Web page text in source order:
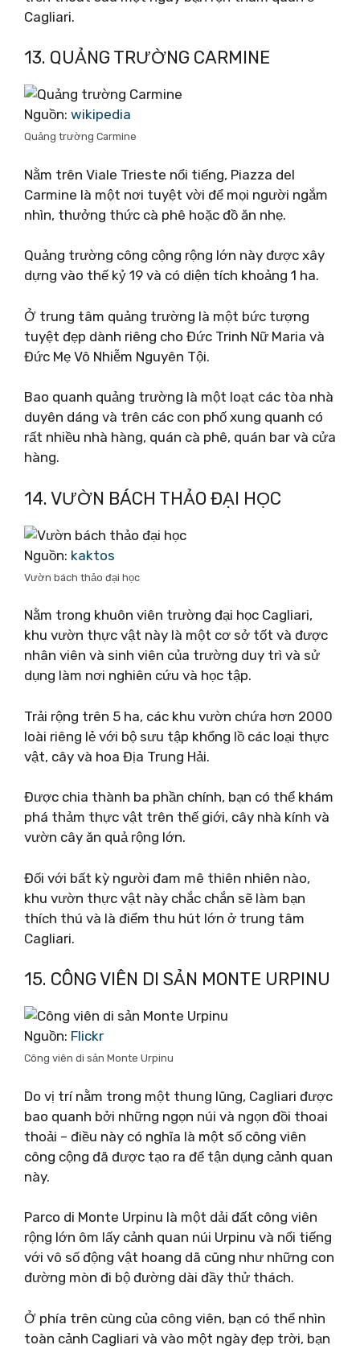
Cagliari.
13. QUẢNG TRƯỜNG CARMINE
Nguồn: wikipedia
Quảng trường Carmine
Nằm trên Viale Trieste nổi tiếng, Piazza del
Carmine là một nơi tuyệt vời để mọi người ngắm
nhìn, thưởng thức cà phê hoặc đồ ăn nhẹ.
Quảng trường công cộng rộng lớn này được xây
dựng vào thế kỷ 19 và có diện tích khoảng 1 ha.
Ở trung tâm quảng trường là một bức tượng
tuyệt đẹp dành riêng cho Đức Trinh Nữ Maria và
Đức Mẹ Vô Nhiễm Nguyên Tội.
Bao quanh quảng trường là một loạt các tòa nhà
duyên dáng và trên các con phố xung quanh có
rất nhiều nhà hàng, quán cà phê, quán bar và cửa
hàng.
14. VƯỜN BÁCH THẢO ĐẠI HỌC
Nguồn: kaktos
Vườn bách thảo đại học
Nằm trong khuôn viên trường đại học Cagliari,
khu vườn thực vật này là một cơ sở tốt và được
nhân viên và sinh viên của trường duy trì và sử
dụng làm nơi nghiên cứu và học tập.
Trải rộng trên 5 ha, các khu vườn chứa hơn 2000
loài riêng lẻ với bộ sưu tập khổng lồ các loại thực
vật, cây và hoa Địa Trung Hải.
Được chia thành ba phần chính, bạn có thể khám
phá thảm thực vật trên thế giới, cây nhà kính và
vườn cây ăn quả rộng lớn.
Đối với bất kỳ người đam mê thiên nhiên nào,
khu vườn thực vật này chắc chắn sẽ làm bạn
thích thú và là điểm thu hút lớn ở trung tâm
Cagliari.
15. CÔNG VIÊN DI SẢN MONTE URPINU
Nguồn: Flickr
Công viên di sản Monte Urpinu
Do vị trí nằm trong một thung lũng, Cagliari được
bao quanh bởi những ngọn núi và ngọn đồi thoai
thoải – điều này có nghĩa là một số công viên
công cộng đã được tạo ra để tận dụng cảnh quan
này.
Parco di Monte Urpinu là một dải đất công viên
rộng lớn ôm lấy cảnh quan núi Urpinu và nổi tiếng
với vô số động vật hoang dã cũng như những con
đường mòn đi bộ đường dài đầy thử thách.
Ở phía trên cùng của công viên, bạn có thể nhìn
toàn cảnh Cagliari và vào một ngày đẹp trời, bạn